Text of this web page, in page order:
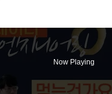
Now Playing